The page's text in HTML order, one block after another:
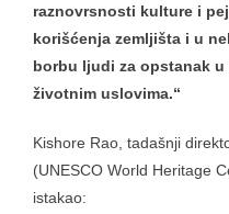
raznovrsnosti kulture i
korišćenja zemljišta i u
borbu ljudi za opstanak
životnim uslovima.“
Kishore Rao, tadašnji
(UNESCO World Heritage
istakao: